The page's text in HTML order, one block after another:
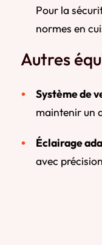
Pour la
normes en
Autres
Système de
maintenir un
Éclairage
avec